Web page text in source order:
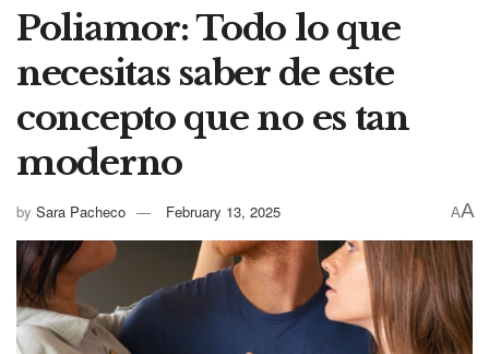
Poliamor: Todo lo que
necesitas saber de este
concepto que no es tan
moderno
by Sara Pacheco February 13, 2025 AA